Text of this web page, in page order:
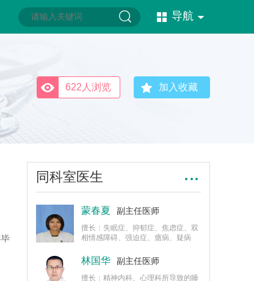
导航
加入收藏
622人浏览
同科室医生
蒙春夏 副主任医师
擅长：失眠症、抑郁症、焦虑症、双
相情感障碍、强迫症、癔病、疑病
林国华 副主任医师
擅长：精神内科、心理科所导致的睡